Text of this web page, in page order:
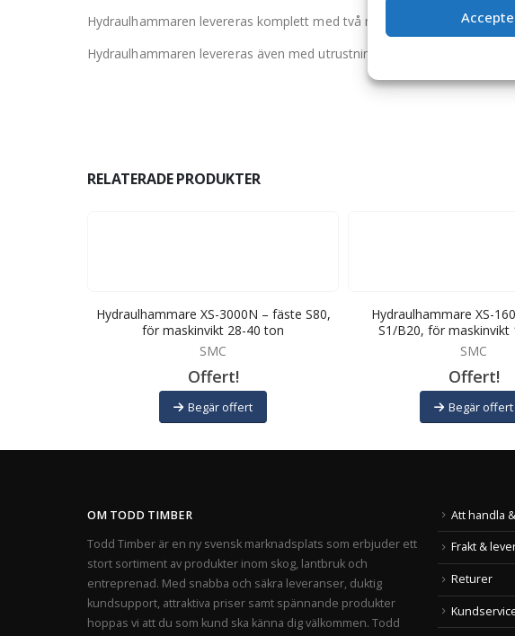
Hydraulhammaren levereras komplett med två mejslar,
Hydraulhammaren levereras även med utrustning för fyllning och
RELATERADE PRODUKTER
Hydraulhammare XS-3000N – fäste S80,
för maskinvikt 28-40 ton
SMC
Offert!
Begär offert
Hydraulhammare XS-
S1/B20, för maskinvikt
SMC
Offert!
Begär offert
OM TODD TIMBER
Todd Timber är en ny svensk marknadsplats som erbjuder ett
stort sortiment av produkter inom skog, lantbruk och
entreprenad. Med snabba och säkra leveranser, duktig
kundsupport, attraktiva priser samt spännande produkter
hoppas vi att du som kund ska känna dig välkommen. Todd
Att handla
Frakt &
Returer